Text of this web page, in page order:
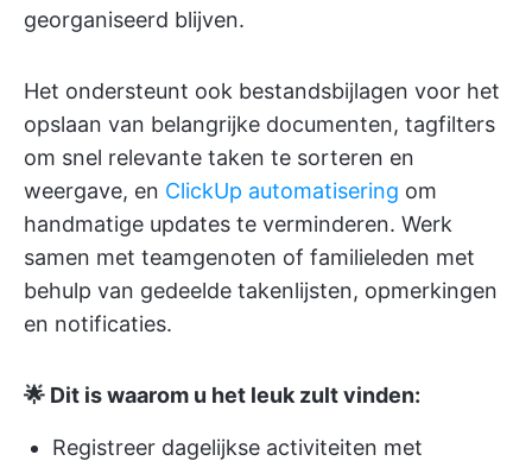
georganiseerd blijven.
Het ondersteunt ook bestandsbijlagen voor het
opslaan van belangrijke documenten, tagfilters
om snel relevante taken te sorteren en
weergave, en ClickUp automatisering om
handmatige updates te verminderen. Werk
samen met teamgenoten of familieleden met
behulp van gedeelde takenlijsten, opmerkingen
en notificaties.
🌟 Dit is waarom u het leuk zult vinden:
Registreer dagelijkse activiteiten met